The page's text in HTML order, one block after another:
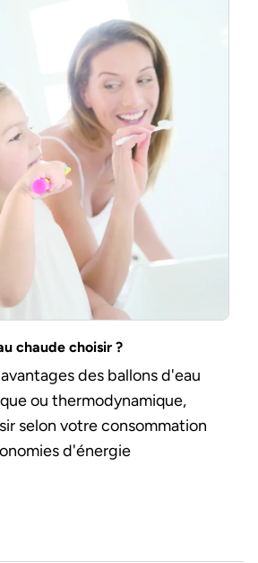
chaude choisir ?
des ballons d'eau
ou thermodynamique,
selon votre consommation
d'énergie